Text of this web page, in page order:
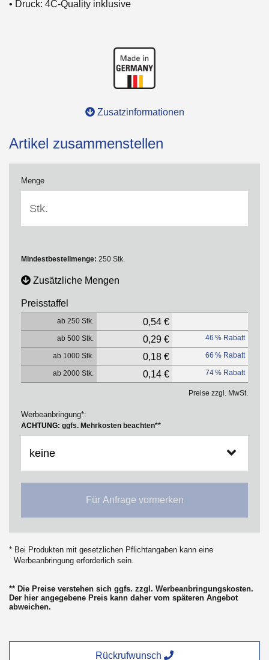
• Druck: 4C-Quality inklusive
Zusatzinformationen
Artikel zusammenstellen
Menge
Mindestbestellmenge: 250 Stk.
Zusätzliche Mengen
Preisstaffel
ab 250 Stk. 0,54 €
ab 500 Stk. 0,29 € 46 % Rabatt
ab 1000 Stk. 0,18 € 66 % Rabatt
ab 2000 Stk. 0,14 € 74 % Rabatt
Preise zzgl. MwSt.
Werbeanbringung*:
ACHTUNG: ggfs. Mehrkosten beachten**
Für Anfrage vormerken
* Bei Produkten mit gesetzlichen Pflichtangaben kann eine
Werbeanbringung erforderlich sein.
** Die Preise verstehen sich ggfs. zzgl. Werbeanbringungskosten.
Der hier angegebene Preis kann daher vom späteren Angebot
abweichen.
Rückrufwunsch